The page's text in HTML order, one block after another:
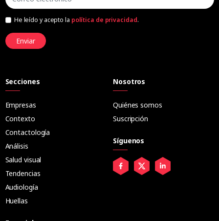
He leído y acepto la política de privacidad.
Enviar
Secciones
Empresas
Contexto
Contactología
Análisis
Salud visual
Tendencias
Audiología
Huellas
Nosotros
Quiénes somos
Suscripción
Síguenos